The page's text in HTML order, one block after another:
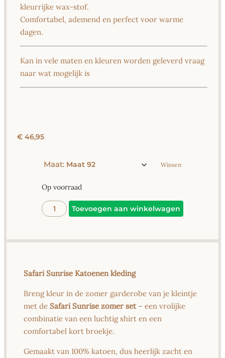
kleurrijke wax-stof.
Comfortabel, ademend en perfect voor warme
dagen.
Kan in vele maten en kleuren worden geleverd vraag
naar wat mogelijk is
€ 46,95
Maat: Wissen
Op voorraad
Toevoegen aan winkelwagen
Safari Sunrise Katoenen kleding
Breng kleur in de zomer garderobe van je kleintje
met de Safari Sunrise zomer set– een vrolijke
combinatie van een luchtig shirt en een
comfortabel kort broekje.
Gemaakt van 100% katoen, dus heerlijk zacht en